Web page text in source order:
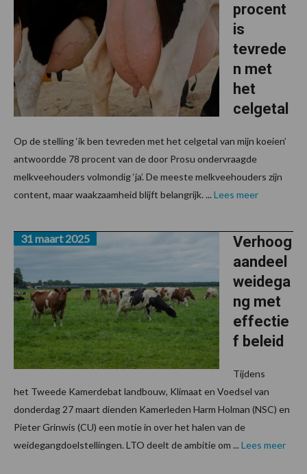
procent
is
tevrede
n met
het
celgetal
Op de stelling ‘ik ben tevreden met het celgetal van mijn koeien’
antwoordde 78 procent van de door Prosu ondervraagde
melkveehouders volmondig ‘ja’. De meeste melkveehouders zijn
content, maar waakzaamheid blijft belangrijk. ... Lees meer
Verhoog
aandeel
weidega
ng met
effectie
f beleid
31 maart 2025
Tijdens
het Tweede Kamerdebat landbouw, Klimaat en Voedsel van
donderdag 27 maart dienden Kamerleden Harm Holman (NSC) en
Pieter Grinwis (CU) een motie in over het halen van de
weidegangdoelstellingen. LTO deelt de ambitie om ... Lees meer